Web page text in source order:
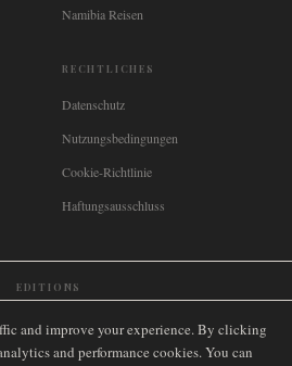
Namibia Reisen
RECHTLICHES
Datenschutz
Nutzungsbedingungen
Cookie-Richtlinie
Haftungsausschluss
EDITIONS
🇩🇪 Deutschland Nederland 🇫🇷 France
and improve your experience. By clicking
and performance cookies. You can